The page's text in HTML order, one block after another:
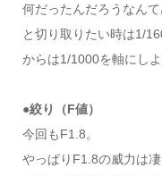
何だったんだろうなん
と切り取りたい時は1/
からは1/1000を軸にし
●絞り（F値）
今回もF1.8。
やっぱりF1.8の威力は